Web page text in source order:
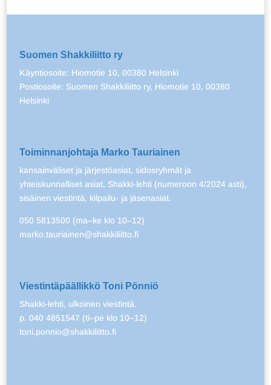
Suomen Shakkiliitto ry
Käyntiosoite: Hiomotie 10, 00380 Helsinki
Postiosoite: Suomen Shakkiliitto ry, Hiomotie 10, 00380
Helsinki
Toiminnanjohtaja Marko Tauriainen
kansainväliset ja järjestöasiat, sidosryhmät ja
yhteiskunnalliset asiat, Shakki-lehti (numeroon 4/2024 asti),
sisäinen viestintä, kilpailu- ja jäsenasiat.
050 5813500 (ma–ke klo 10–12)
marko.tauriainen@shakkiliitto.fi
Viestintäpäällikkö Toni Pönniö
Shakki-lehti, ulkoinen viestintä.
p. 040 4851547 (ti–pe klo 10–12)
toni.ponnio@shakkiliitto.fi